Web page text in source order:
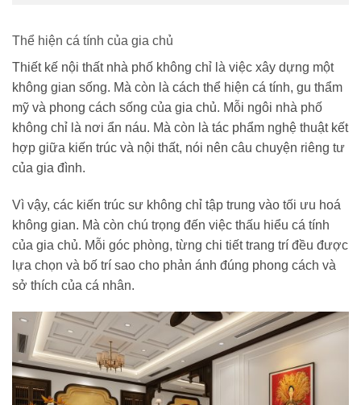
Thể hiện cá tính của gia chủ
Thiết kế nội thất nhà phố không chỉ là việc xây dựng một
không gian sống. Mà còn là cách thể hiện cá tính, gu thẩm
mỹ và phong cách sống của gia chủ. Mỗi ngôi nhà phố
không chỉ là nơi ẩn náu. Mà còn là tác phẩm nghệ thuật kết
hợp giữa kiến trúc và nội thất, nói nên câu chuyện riêng tư
của gia đình.
Vì vậy, các kiến trúc sư không chỉ tập trung vào tối ưu hoá
không gian. Mà còn chú trọng đến việc thấu hiểu cá tính
của gia chủ. Mỗi góc phòng, từng chi tiết trang trí đều được
lựa chọn và bố trí sao cho phản ánh đúng phong cách và
sở thích của cá nhân.